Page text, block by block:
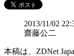
2013/11/02
齋藤公二
本稿は、ZDNet